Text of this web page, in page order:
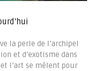
la perle de l’archipel
et d’exotisme dans
l’art se mêlent pour